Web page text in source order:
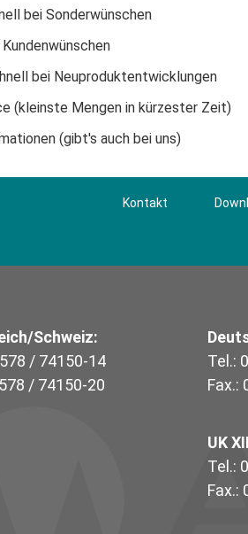
bei Sonderwünschen
bei Neuproduktentwicklungen
(kleinste Mengen in kürzester Zeit)
(gibt's auch bei uns)
Kontakt
Schweiz:
/ 74150-14
/ 74150-20
Tel.:
Fax.:
UK
Tel.:
Fax.: